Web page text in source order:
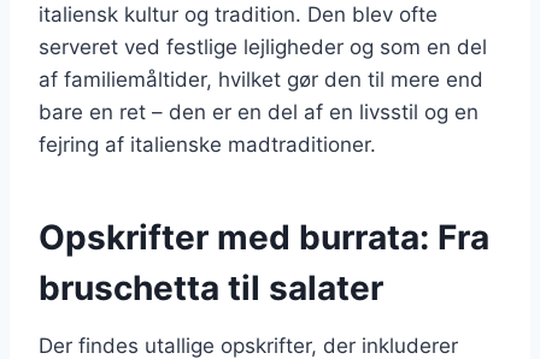
italiensk kultur og tradition. Den blev ofte
serveret ved festlige lejligheder og som en del
af familiemåltider, hvilket gør den til mere end
bare en ret – den er en del af en livsstil og en
fejring af italienske madtraditioner.
Opskrifter med burrata: Fra
bruschetta til salater
Der findes utallige opskrifter, der inkluderer